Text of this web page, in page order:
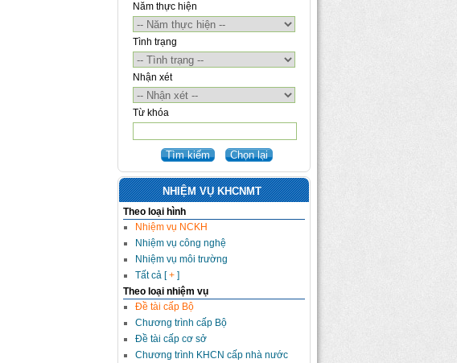
Năm thực hiện
Tình trạng
Nhận xét
Từ khóa
NHIỆM VỤ KHCNMT
Theo loại hình
Nhiệm vụ NCKH
Nhiệm vụ công nghệ
Nhiệm vụ môi trường
Tất cả [+ ]
Theo loại nhiệm vụ
Đề tài cấp Bộ
Chương trình cấp Bộ
Đề tài cấp cơ sở
Chương trình KHCN cấp nhà nước